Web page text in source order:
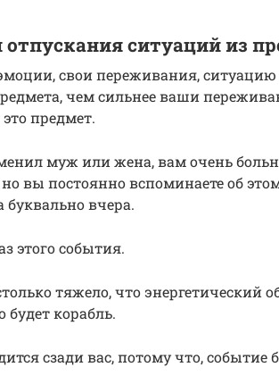
ситуаций из
свои переживания, ситуацию
чем сильнее ваши
предмет.
муж или жена, вам очень
вы постоянно вспоминаете об
вчера.
этого события.
тяжело, что энергетический
будет корабль.
сзади вас, потому что,